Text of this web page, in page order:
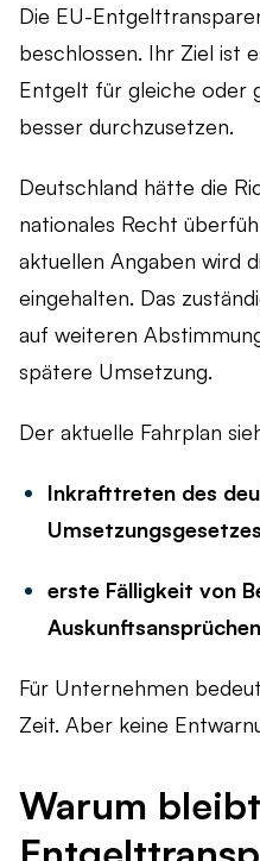
Die EU-
beschlossen. Ihr Ziel ist
Entgelt für gleiche oder
besser durchzusetzen.
Deutschland hätte die
nationales Recht
aktuellen Angaben wird
eingehalten. Das
auf weiteren
spätere Umsetzung.
Der aktuelle Fahrplan
Inkrafttreten des
erste Fälligkeit von
Für Unternehmen
Zeit. Aber keine
Warum bleibt